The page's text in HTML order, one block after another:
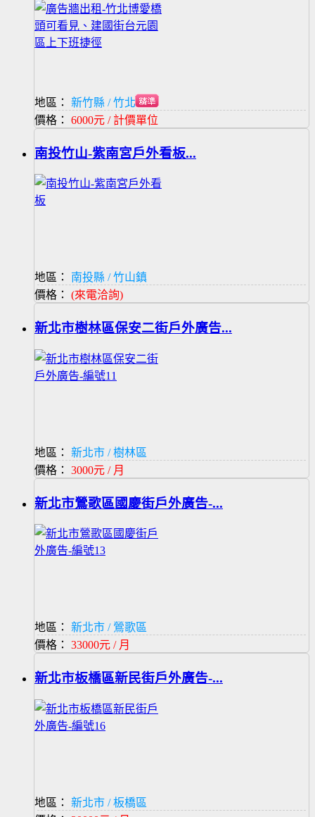
地區：
新竹縣 / 竹北市
價格： 6000元 / 計價單位
南投竹山-紫南宮戶外看板...
地區：
南投縣 / 竹山鎮
價格： (來電洽詢)
新北市樹林區保安二街戶外廣告...
地區：
新北市 / 樹林區
價格： 3000元 / 月
新北市鶯歌區國慶街戶外廣告-...
地區：
新北市 / 鶯歌區
價格： 33000元 / 月
新北市板橋區新民街戶外廣告-...
地區：
新北市 / 板橋區